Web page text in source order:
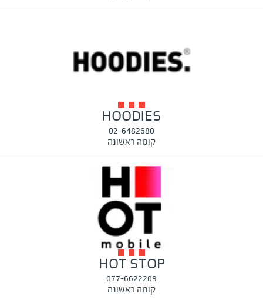
HOODIES
02-6482680
קומה ראשונה
HOT STOP
077-6622209
קומה ראשונה